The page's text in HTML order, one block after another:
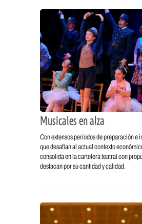
Musicales en alza
Con extensos períodos de preparación e
que desafían al actual contexto
consolida en la cartelera teatral con
destacan por su cantidad y calidad.